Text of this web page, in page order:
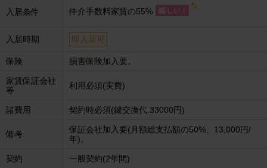
入居条件 仲介手数料家賃の55%
入居時期 即入居可
保険 損害保険加入要。
家賃保証会社
等
利用必須(実費)
諸費用 契約時必須(鍵交換代:33000円)
備考
保証会社加入要(月額総支払額の50%、13,000円/
年)。
契約 一般契約(2年間)